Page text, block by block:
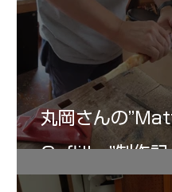
丸岡さんの
Gofliller”制作記